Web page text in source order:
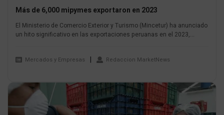
Más de 6,000 mipymes exportaron en 2023
El Ministerio de Comercio Exterior y Turismo (Mincetur) ha anunciado
un hito significativo en las exportaciones peruanas en el 2023,...
Mercados y Empresas Redaccion MarketNews